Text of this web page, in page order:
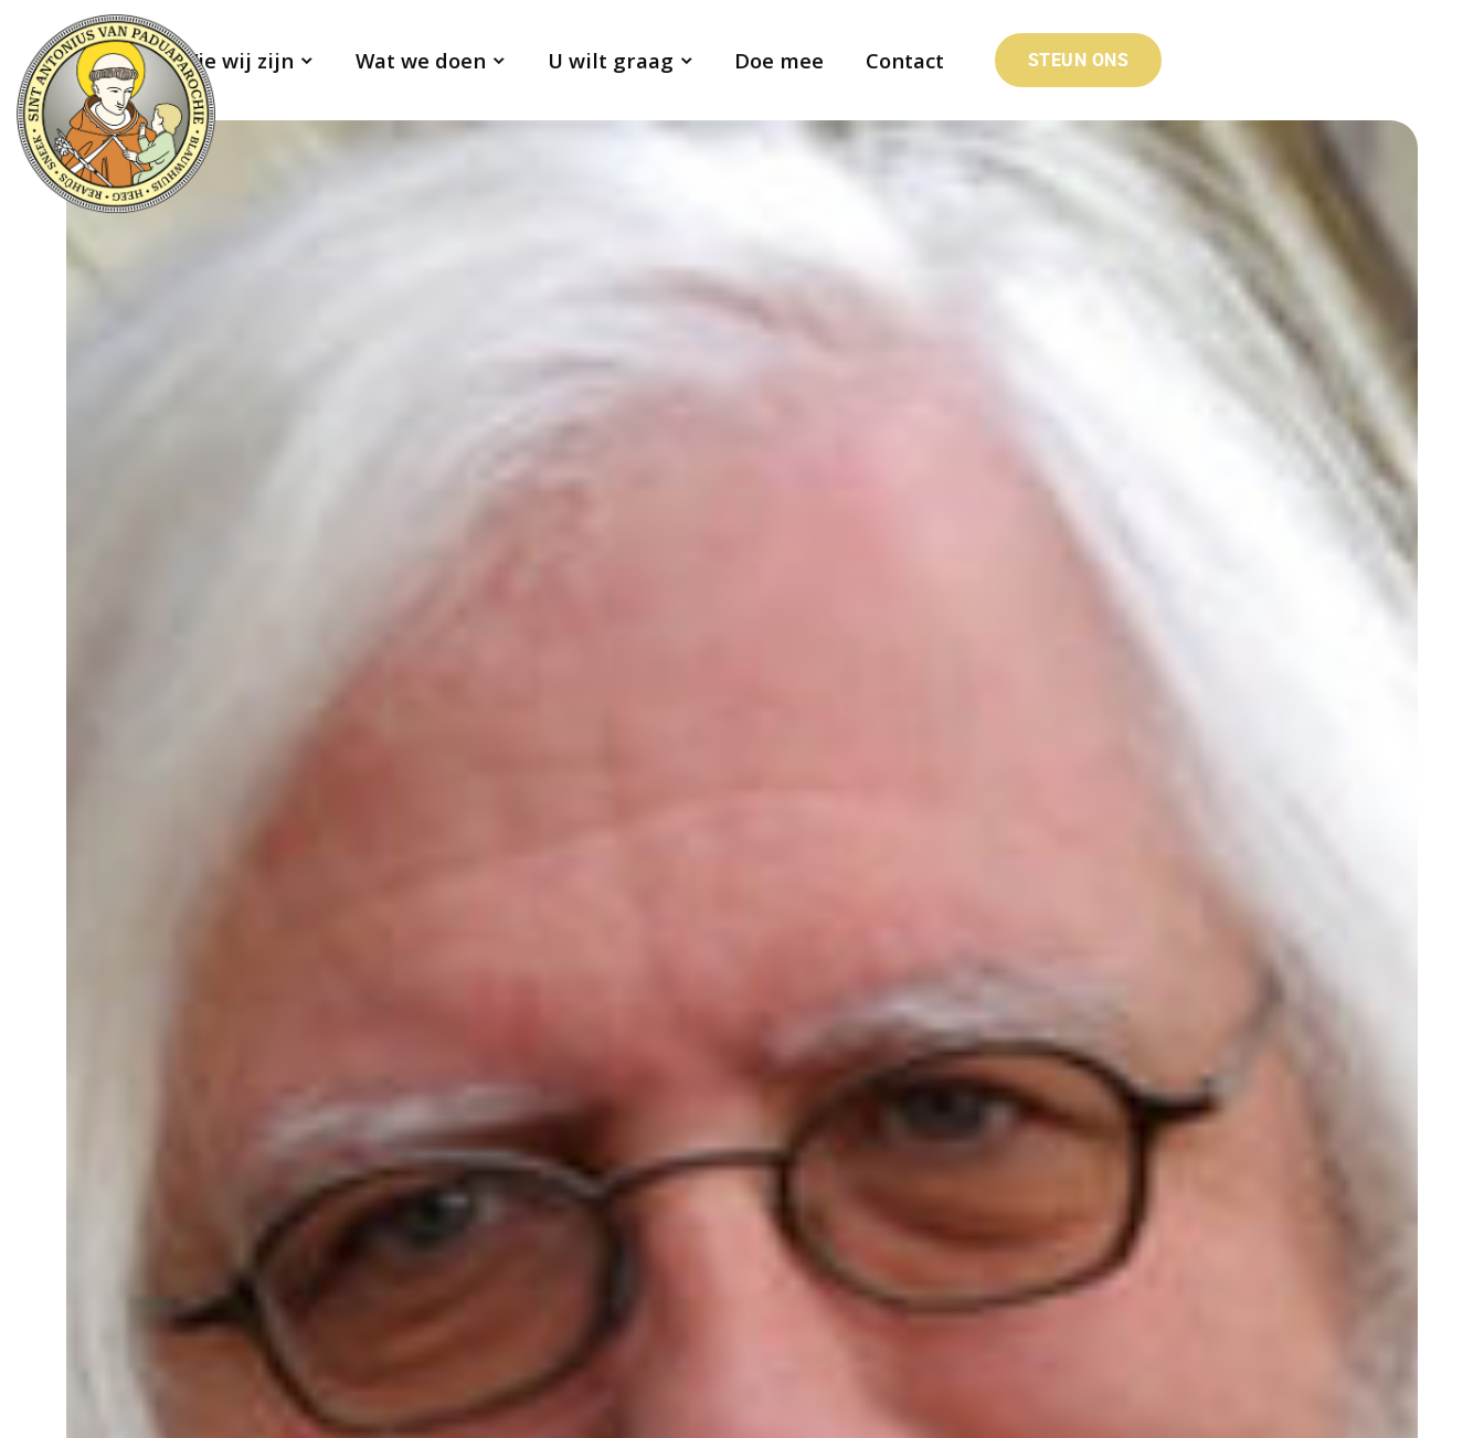
Wie wij zijn Wat we doen U wilt graag Doe mee Contact STEUN ONS